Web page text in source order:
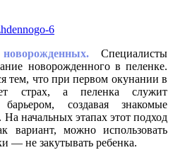
Специалисты
новорожденного в пеленке.
тем, что при первом окунании в
страх, а пеленка служит
создавая знакомые
начальных этапах этот подход
вариант, можно использовать
— не закутывать ребенка.